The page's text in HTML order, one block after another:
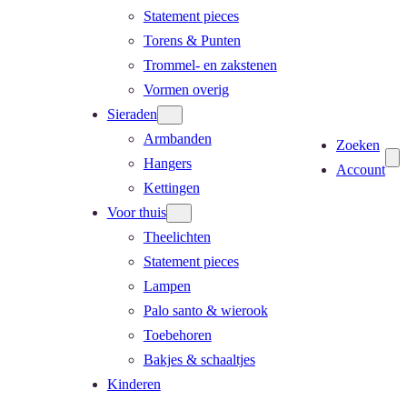
Statement pieces
Torens & Punten
Trommel- en zakstenen
Vormen overig
Sieraden
Armbanden
Hangers
Kettingen
Voor thuis
Theelichten
Statement pieces
Lampen
Palo santo & wierook
Toebehoren
Bakjes & schaaltjes
Kinderen
Zoeken
Account